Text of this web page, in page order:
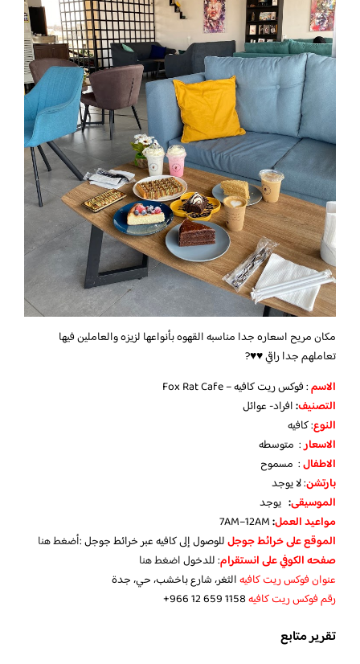
مكان مريح اسعاره جدا مناسبه القهوه بأنواعها لزيزه والعاملين فيها
تعاملهم جدا راقي ♥️♥️?
الاسم: فوكس ريت كافيه – Fox Rat Cafe
التصنيف:افراد- عوائل
النوع: كافيه
الاسعار: متوسطه
الاطفال: مسموح
بارتشن: لا يوجد
الموسيقى: يوجد
مواعيد العمل:
7AM–12AM
الموقع على خرائط جوجلللوصول إلى كافيه عبر خرائط جوجل :أضغط هنا
صفحه الكوفي على انستقرام: للدخولاضغط هنا
عنوان فوكس ريت كافيهالثغر، شارع باخشب، حي، جدة
رقم فوكس ريت كافيه
تقرير متابع